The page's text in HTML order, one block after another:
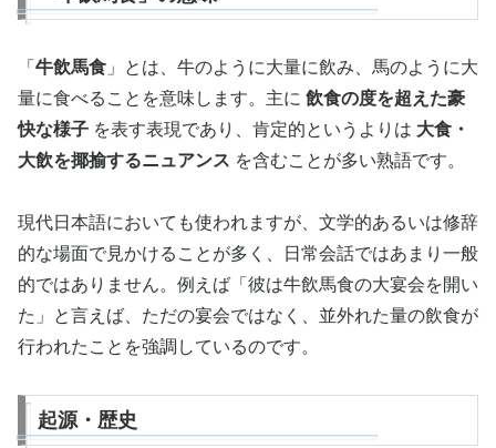
「 牛飲馬食 」とは、牛のように大量に飲み、馬のように大
量に食べることを意味します。主に 飲食の度を超えた豪
快な様子 を表す表現であり、肯定的というよりは 大食・
大飲を揶揄するニュアンス を含むことが多い熟語です。
現代日本語においても使われますが、文学的あるいは修辞
的な場面で見かけることが多く、日常会話ではあまり一般
的ではありません。例えば「彼は牛飲馬食の大宴会を開い
た」と言えば、ただの宴会ではなく、並外れた量の飲食が
行われたことを強調しているのです。
起源・歴史